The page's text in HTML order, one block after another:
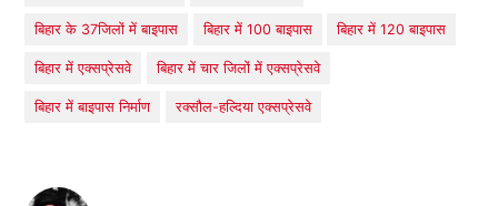
बिहार के 37जिलों में बाइपास बिहार में 100 बाइपास बिहार में 120 बाइपास
बिहार में एक्सप्रेसवे बिहार में चार जिलों में एक्सप्रेसवे
बिहार में बाइपास निर्माण रक्सौल-हल्दिया एक्सप्रेसवे